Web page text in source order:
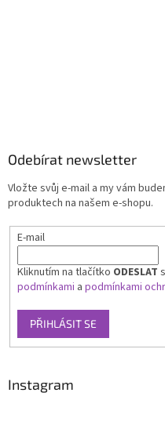
Odebírat newsletter
Vložte svůj e-mail a my vám
produktech na našem e-shopu.
E-mail
Kliknutím na tlačítko ODESLAT
podmínkami a podmínkami
PŘIHLÁSIT SE
Instagram